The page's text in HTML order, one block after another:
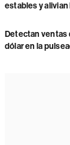
estables y
Detectan ventas
dólar en la